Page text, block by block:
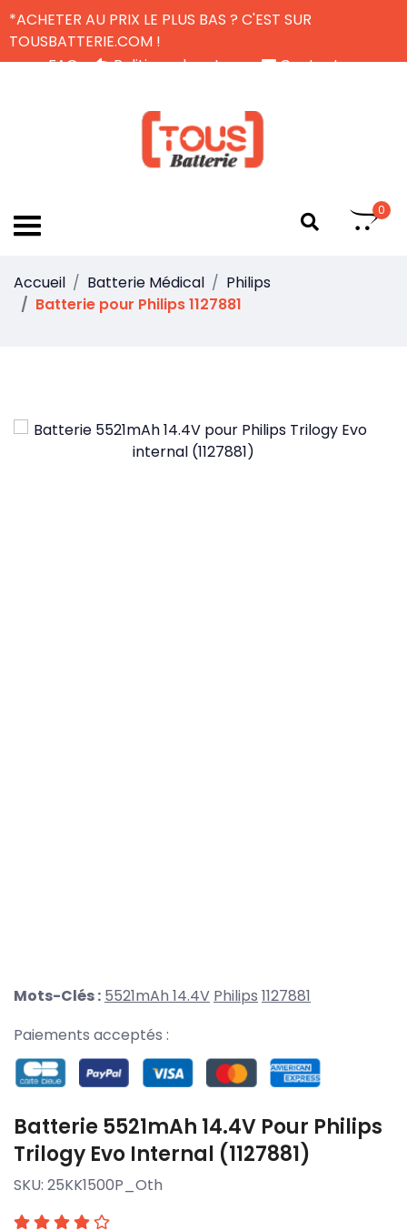
*ACHETER AU PRIX LE PLUS BAS ? C'EST SUR
TOUSBATTERIE.COM !
FAQ
Politique de retour
Contactez-nous
0
Accueil Batterie Médical
Philips
Batterie pour Philips 1127881
Mots-Clés : 5521mAh 14.4V Philips 1127881
Paiements acceptés :
Batterie 5521mAh 14.4V Pour Philips
Trilogy Evo Internal (1127881)
SKU: 25KK1500P_Oth